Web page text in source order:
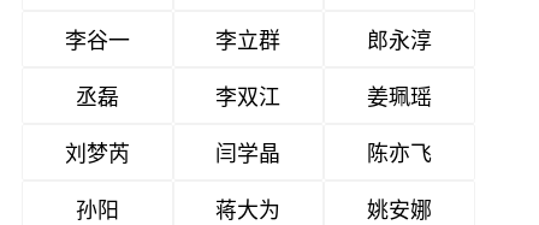
李谷一
李立群
郎永淳
丞磊
李双江
姜珮瑶
刘梦芮
闫学晶
陈亦飞
孙阳
蒋大为
姚安娜